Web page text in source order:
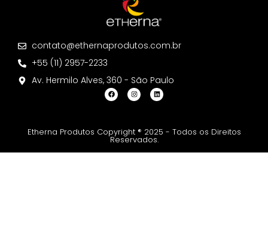
contato@ethernaprodutos.com.br
+55 (11) 2957-2233
Av. Hermilo Alves, 360 - São Paulo
Etherna Produtos Copyright ® 2025 - Todos os Direitos
Reservados.